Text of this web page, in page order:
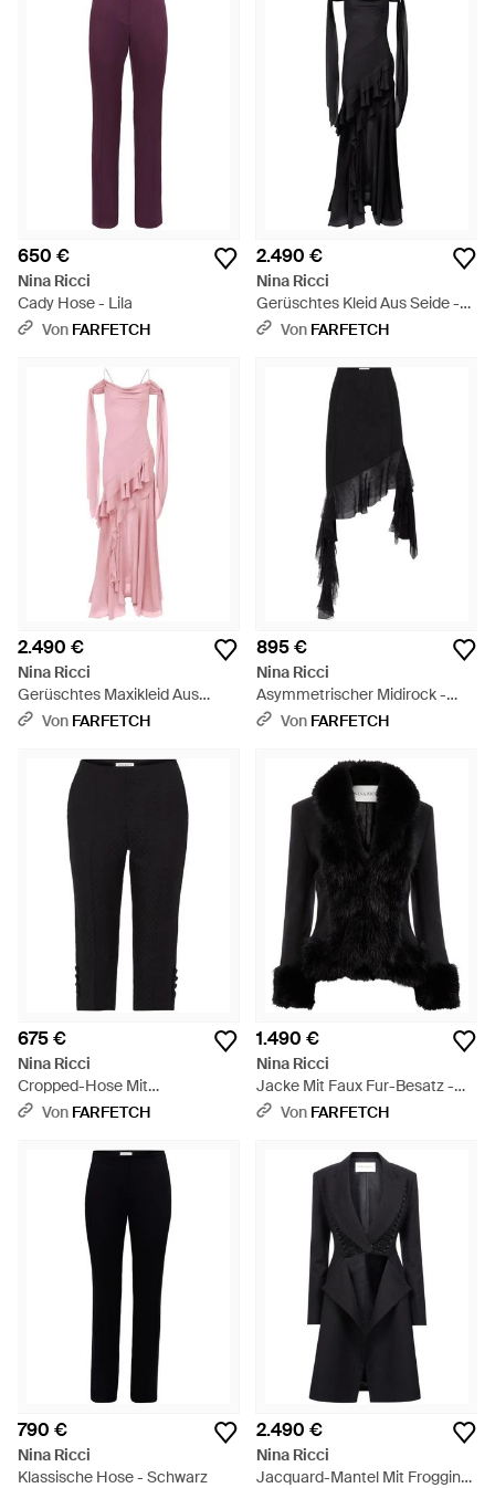
650 €
Nina Ricci
Cady Hose - Lila
Von FARFETCH
2.490 €
Nina Ricci
Gerüschtes Kleid Aus Seide -
Schwarz
Von FARFETCH
2.490 €
Nina Ricci
Gerüschtes Maxikleid Aus
Seide - Pink
Von FARFETCH
895 €
Nina Ricci
Asymmetrischer Midirock -
Schwarz
Von FARFETCH
675 €
Nina Ricci
Cropped-Hose Mit
Jacquardmuster - Schwarz
Von FARFETCH
1.490 €
Nina Ricci
Jacke Mit Faux Fur-Besatz -
Schwarz
Von FARFETCH
790 €
Nina Ricci
Klassische Hose - Schwarz
2.490 €
Nina Ricci
Jacquard-Mantel Mit Frogging-